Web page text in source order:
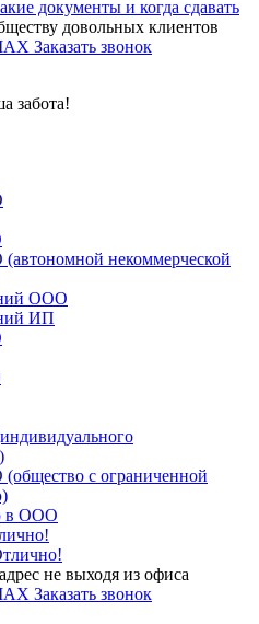
документы и когда сдавать
довольных клиентов
Заказать звонок
забота!
некоммерческой
ООО
ИП
с ограниченной
в ООО
не выходя из офиса
Заказать звонок